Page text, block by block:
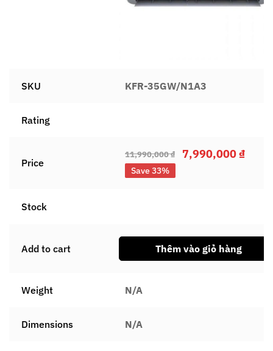
SKU KFR-35GW/N1A3
Rating
Price
11,990,000₫ 7,990,000₫
Save 33%
Stock
Add to cart Thêm vào giỏ hàng
Weight N/A
Dimensions N/A